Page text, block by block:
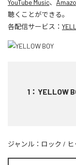
YouTube Music、
聴くことができる。
各配信サービス：
1 ： YELLOW
ジャンル： ロック /